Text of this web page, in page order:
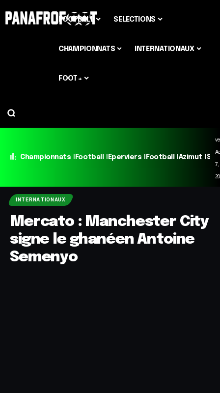
FOOTBALL SELECTIONS
CHAMPIONNATS INTERNATIONAUX
FOOT+
Championnats Football Eperviers Football Azimut
7,
INTERNATIONAUX
Mercato : Manchester City
signe le ghanéen Antoine
Semenyo